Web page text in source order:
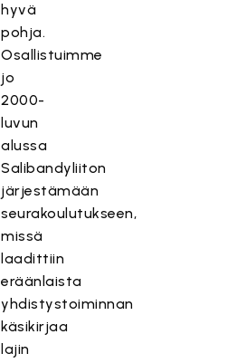
hyvä
pohja.
Osallistuimme
jo
2000-
luvun
alussa
Salibandyliiton
järjestämään
seurakoulutukseen,
missä
laadittiin
eräänlaista
yhdistystoiminnan
käsikirjaa
lajin